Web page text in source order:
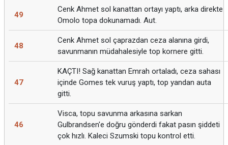
49
Cenk Ahmet sol kanattan ortayı yaptı, arka direkte
Omolo topa dokunamadı. Aut.
48
Cenk Ahmet sol çaprazdan ceza alanına girdi,
savunmanın müdahalesiyle top kornere gitti.
47
KAÇTI! Sağ kanattan Emrah ortaladı, ceza sahası
içinde Gomes tek vuruş yaptı, top yandan auta
gitti.
46
Visca, topu savunma arkasına sarkan
Gulbrandsen'e doğru gönderdi fakat pasın şiddeti
çok hızlı. Kaleci Szumski topu kontrol etti.